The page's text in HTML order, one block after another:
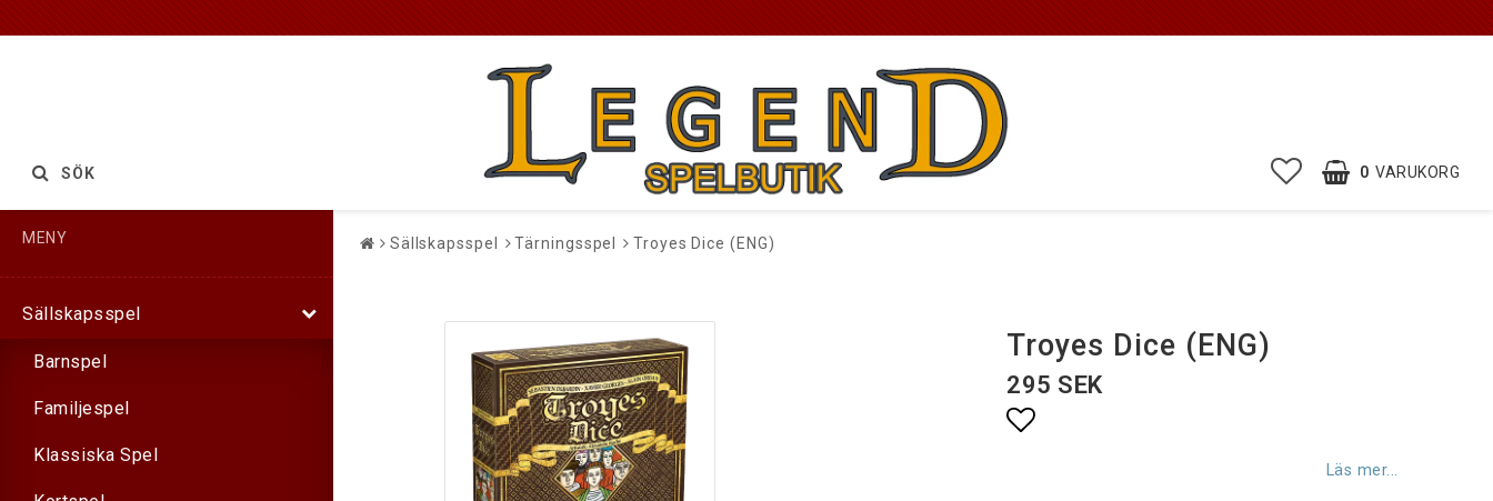
0 VARUKORG
SÖK
MENY
Sällskapsspel
Barnspel
Familjespel
Klassiska Spel
Sällskapsspel Tärningsspel Troyes Dice (ENG)
Troyes Dice (ENG)
295 SEK
Läs mer...